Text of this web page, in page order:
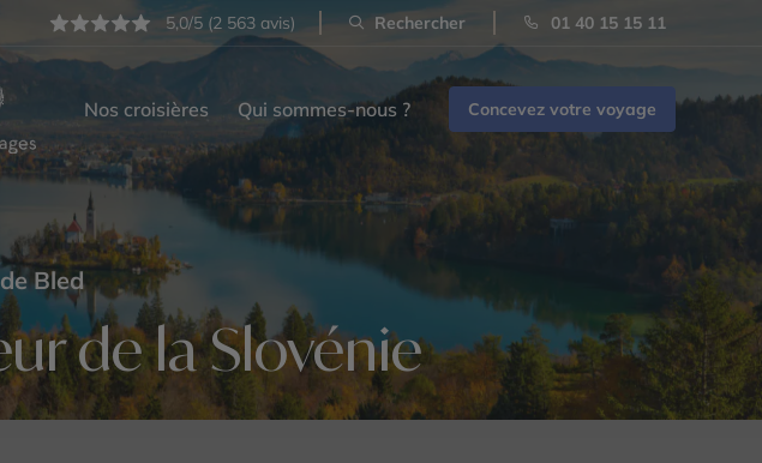
5,0/5 (2 563 avis) Rechercher 01 40 15 15 11
Nos croisières Qui sommes-nous ? Concevez votre voyage
Bled
de la Slovénie